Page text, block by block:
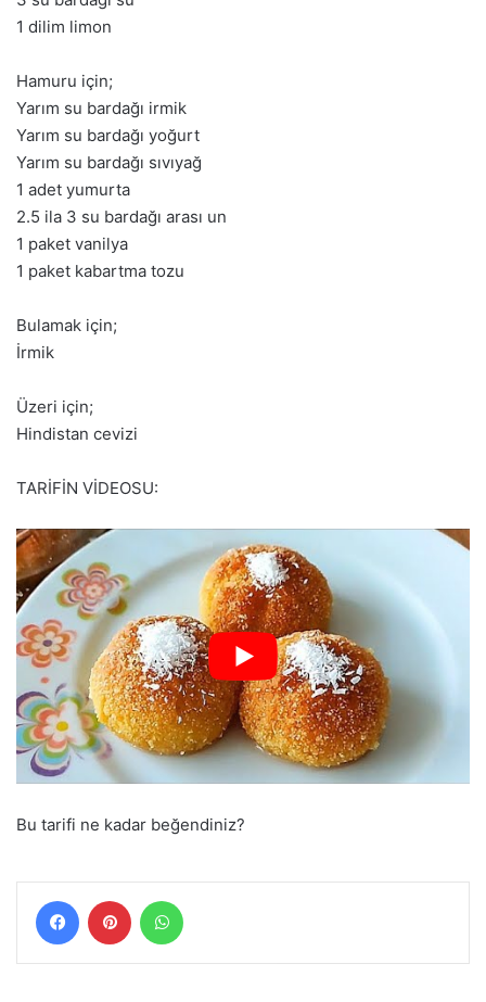
1 dilim limon
Hamuru için;
Yarım su bardağı irmik
Yarım su bardağı yoğurt
Yarım su bardağı sıvıyağ
1 adet yumurta
2.5 ila 3 su bardağı arası un
1 paket vanilya
1 paket kabartma tozu
Bulamak için;
İrmik
Üzeri için;
Hindistan cevizi
TARİFİN VİDEOSU:
Bu tarifi ne kadar beğendiniz?
FacebookPinterest